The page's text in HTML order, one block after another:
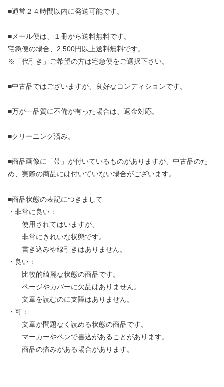
■通常２４時間以内に発送可能です。
■メール便は、１冊から送料無料です。
宅急便の場合、2,500円以上送料無料です。
※「代引き」ご希望の方は宅急便をご選択下さい。
■中古品ではございますが、良好なコンディションです。
■万が一品質に不備が有った場合は、返金対応。
■クリーニング済み。
■商品画像に「帯」が付いているものがありますが、中古品のた
め、実際の商品には付いていない場合がございます。
■商品状態の表記につきまして
・非常に良い：
使用されてはいますが、
非常にきれいな状態です。
書き込みや線引きはありません。
・良い：
比較的綺麗な状態の商品です。
ページやカバーに欠品はありません。
文章を読むのに支障はありません。
・可：
文章が問題なく読める状態の商品です。
マーカーやペンで書込があることがあります。
商品の痛みがある場合があります。